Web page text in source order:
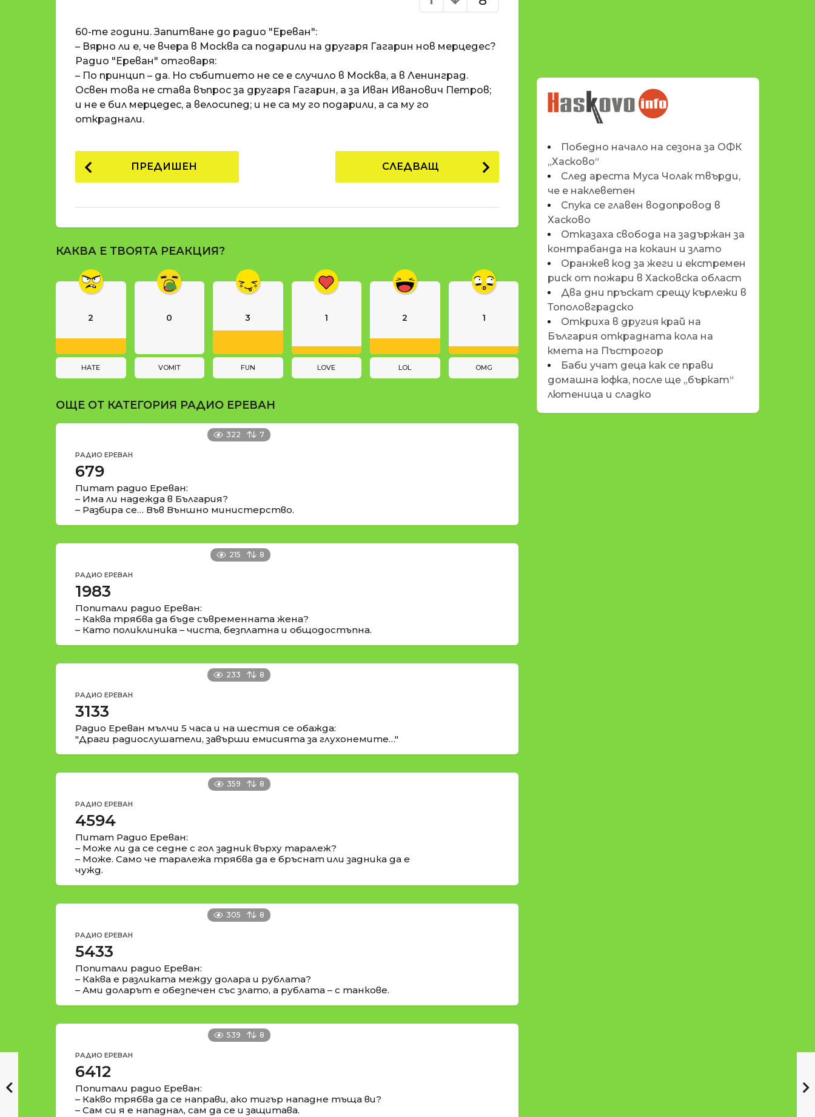
п
е
и
н
р
е
и
a
t
i
60-те години. Запитване до радио "Ереван":
– Вярно ли е, че вчера в Москва са подарили на другаря Гагарин нов мерцедес?
Радио "Ереван" отговаря:
– По принцип – да. Но събитието не се е случило в Москва, а в Ленинград.
Освен това не става въпрос за другаря Гагарин, а за Иван Иванович Петров;
и не е бил мерцедес, а велосипед; и не са му го подарили, а са му го
откраднали.
P
o
a
g
a
t
i
n
ПРЕДИШЕН СЛЕДВАЩ
КАКВА Е ТВОЯТА РЕАКЦИЯ?
2
HATE
0
VOMIT
3
FUN
1
LOVE
2
LOL
1
OMG
ОЩЕ ОТ КАТЕГОРИЯ РАДИО ЕРЕВАН
322 7
РАДИО ЕРЕВАН
679
Питат радио Ереван:
– Има ли надежда в България?
– Разбира се… Във Външно министерство.
215 8
РАДИО ЕРЕВАН
1983
Попитали радио Ереван:
– Каква трябва да бъде съвременната жена?
– Като поликлиника – чиста, безплатна и общодостъпна.
233 8
РАДИО ЕРЕВАН
3133
Радио Ереван мълчи 5 часа и на шестия се обажда:
"Драги радиослушатели, завърши емисията за глухонемите…"
359 8
РАДИО ЕРЕВАН
4594
Питат Радио Ереван:
– Може ли да се седне с гол задник върху таралеж?
– Може. Само че таралежа трябва да е бръснат или задника да е
чужд.
305 8
РАДИО ЕРЕВАН
5433
Попитали радио Ереван:
– Каква е разликата между долара и рублата?
– Ами доларът е обезпечен със злато, а рублата – с танкове.
539 8
РАДИО ЕРЕВАН
6412
Попитали радио Ереван:
– Какво трябва да се направи, ако тигър нападне тъща ви?
– Сам си я е нападнал, сам да се и защитава.
НОВИНИТЕ НА
HASKOVO.INFO
Победно начало на сезона за ОФК
„Хасково“
След ареста Муса Чолак твърди,
че е наклеветен
Спука се главен водопровод в
Хасково
Отказаха свобода на задържан за
контрабанда на кокаин и злато
Оранжев код за жеги и екстремен
риск от пожари в Хасковска област
Два дни пръскат срещу кърлежи в
Тополовградско
Откриха в другия край на
България открадната кола на
кмета на Пъстрогор
Баби учат деца как се прави
домашна юфка, после ще „бъркат“
лютеница и сладко